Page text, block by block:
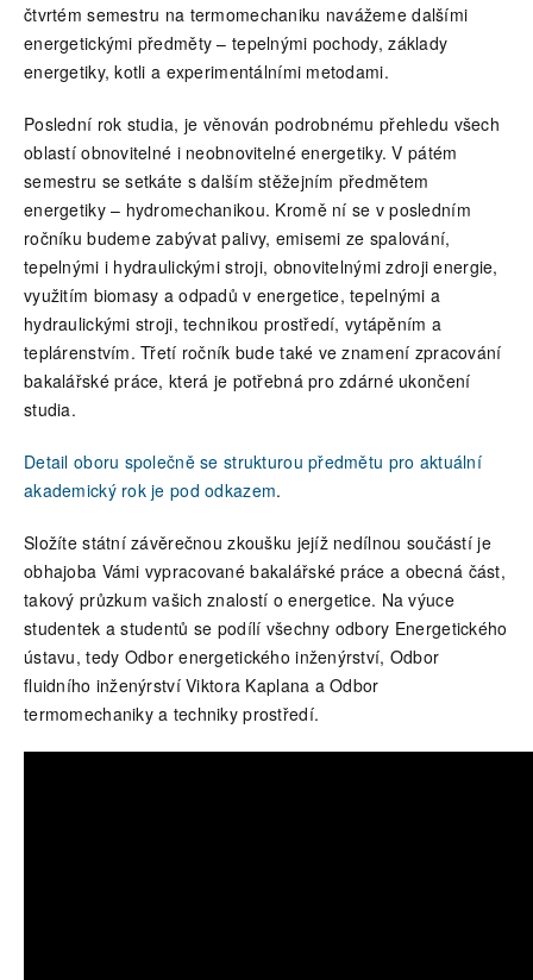
čtvrtém semestru na termomechaniku navážeme dalšími
energetickými předměty – tepelnými pochody, základy
energetiky, kotli a experimentálními metodami.
Poslední rok studia, je věnován podrobnému přehledu všech
oblastí obnovitelné i neobnovitelné energetiky. V pátém
semestru se setkáte s dalším stěžejním předmětem
energetiky – hydromechanikou. Kromě ní se v posledním
ročníku budeme zabývat palivy, emisemi ze spalování,
tepelnými i hydraulickými stroji, obnovitelnými zdroji energie,
využitím biomasy a odpadů v energetice, tepelnými a
hydraulickými stroji, technikou prostředí, vytápěním a
teplárenstvím. Třetí ročník bude také ve znamení zpracování
bakalářské práce, která je potřebná pro zdárné ukončení
studia.
Detail oboru společně se strukturou předmětu pro aktuální
akademický rok je pod odkazem.
Složíte státní závěrečnou zkoušku jejíž nedílnou součástí je
obhajoba Vámi vypracované bakalářské práce a obecná část,
takový průzkum vašich znalostí o energetice. Na výuce
studentek a studentů se podílí všechny odbory Energetického
ústavu, tedy Odbor energetického inženýrství, Odbor
fluidního inženýrství Viktora Kaplana a Odbor
termomechaniky a techniky prostředí.